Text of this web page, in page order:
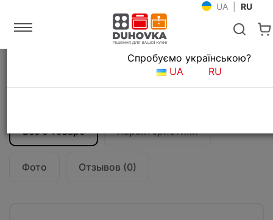
UA RU
Мойки и смесители Кухонные мойки
Кухонная мойка Franke Aton ANX 110-48
Все о товаре Характеристики
Фото Отзывов (0)
Язык магазина
Спробуємо українською?
UA
RU